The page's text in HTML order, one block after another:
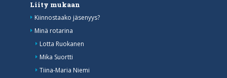
Liity mukaan
Kiinnostaako jäsenyys?
Minä rotarina
Lotta Ruokanen
Mika Suortti
Tiina-Maria Niemi